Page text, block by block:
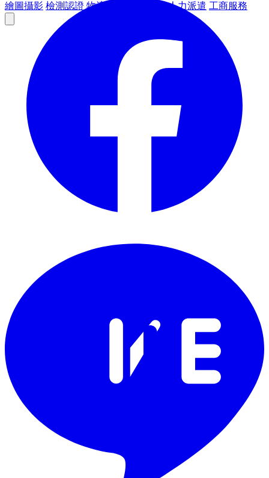
繪圖攝影 檢測認證 物流倉儲 人力派遣 工商服務